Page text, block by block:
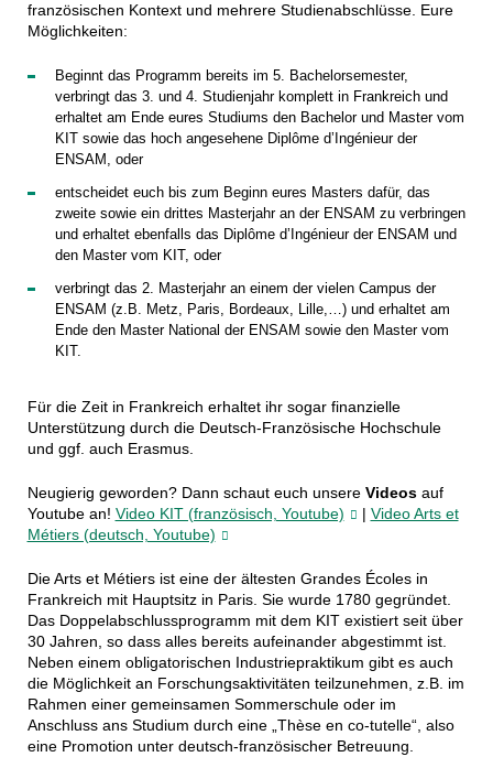
französischen Kontext und mehrere Studienabschlüsse. Eure
Möglichkeiten:
Beginnt das Programm bereits im 5. Bachelorsemester,
verbringt das 3. und 4. Studienjahr komplett in Frankreich und
erhaltet am Ende eures Studiums den Bachelor und Master vom
KIT sowie das hoch angesehene Diplôme d’Ingénieur der
ENSAM, oder
entscheidet euch bis zum Beginn eures Masters dafür, das
zweite sowie ein drittes Masterjahr an der ENSAM zu verbringen
und erhaltet ebenfalls das Diplôme d’Ingénieur der ENSAM und
den Master vom KIT, oder
verbringt das 2. Masterjahr an einem der vielen Campus der
ENSAM (z.B. Metz, Paris, Bordeaux, Lille,…) und erhaltet am
Ende den Master National der ENSAM sowie den Master vom
KIT.
Für die Zeit in Frankreich erhaltet ihr sogar finanzielle
Unterstützung durch die Deutsch-Französische Hochschule
und ggf. auch Erasmus.
Neugierig geworden? Dann schaut euch unsere Videos auf
Youtube an! Video KIT (französisch, Youtube) | Video Arts et
Métiers (deutsch, Youtube)
Die Arts et Métiers ist eine der ältesten Grandes Écoles in
Frankreich mit Hauptsitz in Paris. Sie wurde 1780 gegründet.
Das Doppelabschlussprogramm mit dem KIT existiert seit über
30 Jahren, so dass alles bereits aufeinander abgestimmt ist.
Neben einem obligatorischen Industriepraktikum gibt es auch
die Möglichkeit an Forschungsaktivitäten teilzunehmen, z.B. im
Rahmen einer gemeinsamen Sommerschule oder im
Anschluss ans Studium durch eine „Thèse en co-tutelle“, also
eine Promotion unter deutsch-französischer Betreuung.